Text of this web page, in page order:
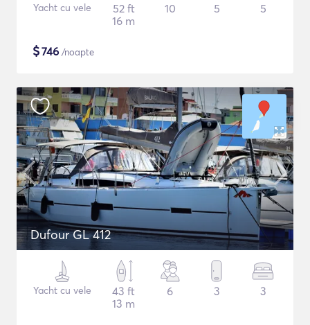
Yacht cu vele
52 ft
16 m
10 5 5
$746 /noapte
Dufour GL 412
Yacht cu vele
43 ft
13 m
6 3 3